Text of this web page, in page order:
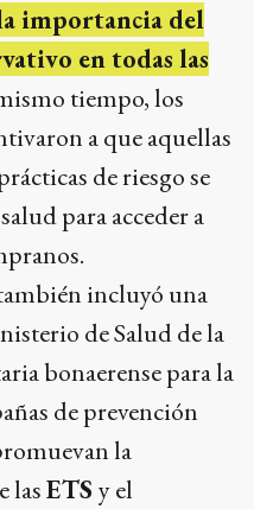
importancia del
en todas las
tiempo, los
a que aquellas
de riesgo se
para acceder a
incluyó una
de Salud de la
bonaerense para la
de prevención
la
lasETS y el